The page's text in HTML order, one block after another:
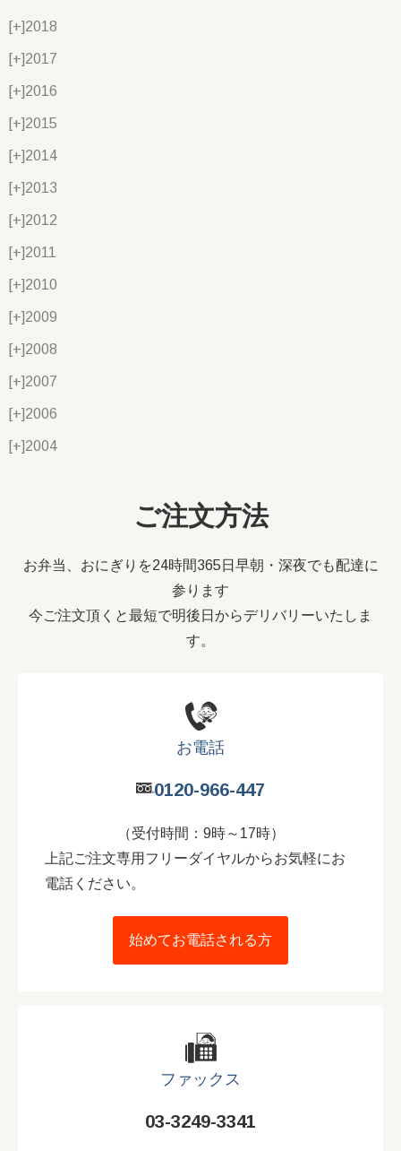
[+]2018
[+]2017
[+]2016
[+]2015
[+]2014
[+]2013
[+]2012
[+]2011
[+]2010
[+]2009
[+]2008
[+]2007
[+]2006
[+]2004
ご注文方法
お弁当、おにぎりを24時間365日早朝・深夜でも配達に
参ります
今ご注文頂くと最短で明後日からデリバリーいたしま
す。
お電話
0120-966-447
（受付時間：9時～17時）
上記ご注文専用フリーダイヤルからお気軽にお
電話ください。
始めてお電話される方
ファックス
03-3249-3341